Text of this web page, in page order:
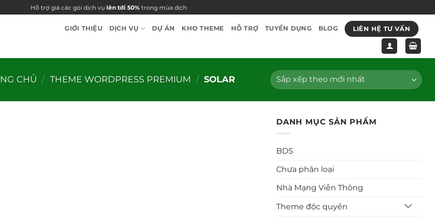
Hỗ trợ giá các gói dịch vụ lên tới 50% trong mùa dịch
GIỚI THIỆU DỊCH VỤ DỰ ÁN KHO THEME HỖ TRỢ TUYỂN DỤNG BLOG LIÊN HỆ TƯ VẤN
CHỦ / THEME WORDPRESS PREMIUM / SOLAR
DANH MỤC SẢN PHẨM
BDS
Chưa phân loại
Nhà Mạng Viễn Thông
Theme độc quyền